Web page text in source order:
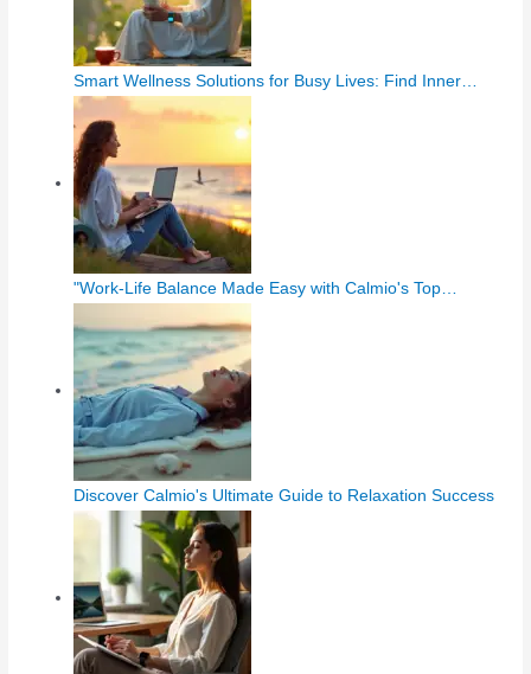
Smart Wellness Solutions for Busy Lives: Find Inner…
"Work-Life Balance Made Easy with Calmio's Top…
Discover Calmio's Ultimate Guide to Relaxation Success